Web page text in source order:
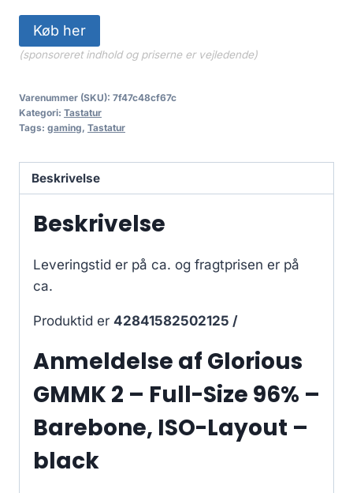
Køb her
(sponsoreret indhold og priserne er vejledende)
Varenummer (SKU): 7f47c48cf67c
Kategori: Tastatur
Tags: gaming, Tastatur
Beskrivelse
Beskrivelse
Leveringstid er på ca. og fragtprisen er på
ca.
Produktid er 42841582502125 /
Anmeldelse af Glorious
GMMK 2 – Full-Size 96% –
Barebone, ISO-Layout –
black